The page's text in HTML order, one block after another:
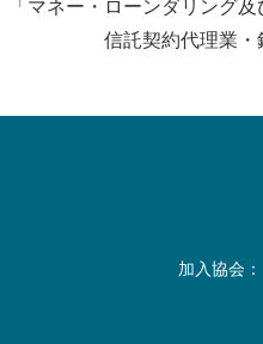
信託契約代理業
加入協会